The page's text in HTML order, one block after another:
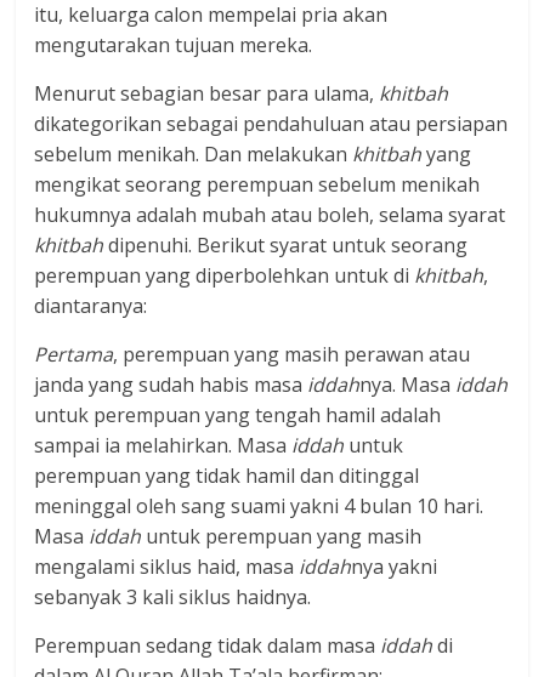
itu, keluarga calon mempelai pria akan
mengutarakan tujuan mereka.
Menurut sebagian besar para ulama, khitbah
dikategorikan sebagai pendahuluan atau persiapan
sebelum menikah. Dan melakukan khitbahyang
mengikat seorang perempuan sebelum menikah
hukumnya adalah mubah atau boleh, selama syarat
khitbahdipenuhi. Berikut syarat untuk seorang
perempuan yang diperbolehkan untuk di khitbah,
diantaranya:
Pertama, perempuan yang masih perawan atau
janda yang sudah habis masa iddahnya. Masa iddah
untuk perempuan yang tengah hamil adalah
sampai ia melahirkan. Masa iddah untuk
perempuan yang tidak hamil dan ditinggal
meninggal oleh sang suami yakni 4 bulan 10 hari.
Masa iddah untuk perempuan yang masih
mengalami siklus haid, masa iddahnya yakni
sebanyak 3 kali siklus haidnya.
Perempuan sedang tidak dalam masa iddahdi